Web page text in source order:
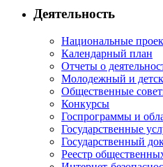
Деятельность
Национальные
Календарный план
Отчеты о
Молодежный и
Общественные
Конкурсы
Госпрограммы и
Государственные
Государственный
Реестр